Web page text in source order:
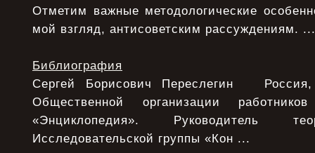
Отметим важные методологические
мой взгляд, антисоветским рассуждениям. ...
Библиография
Сергей Борисович Переслегин Россия,
Общественной организации
«Энциклопедия». Руководитель
Исследовательской группы «Кон ...